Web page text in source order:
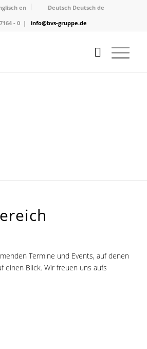
en Deutsch Deutsch de
- 0 |
info@bvs-gruppe.de
Termine und Events, auf denen
einen Blick. Wir freuen uns aufs